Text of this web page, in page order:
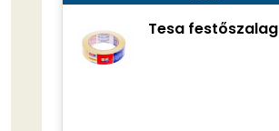
Tesa festőszalag